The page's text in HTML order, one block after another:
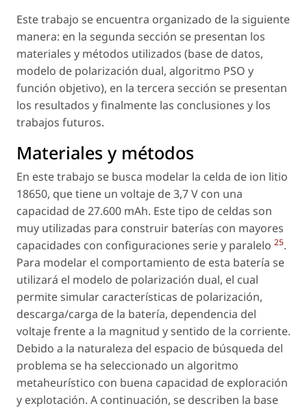
Este trabajo se encuentra organizado de la siguiente
manera: en la segunda sección se presentan los
materiales y métodos utilizados (base de datos,
modelo de polarización dual, algoritmo PSO y
función objetivo), en la tercera sección se presentan
los resultados y finalmente las conclusiones y los
trabajos futuros.
Materiales y métodos
En este trabajo se busca modelar la celda de ion litio
18650, que tiene un voltaje de 3,7 V con una
capacidad de 27.600 mAh. Este tipo de celdas son
muy utilizadas para construir baterías con mayores
capacidades con configuraciones serie y paralelo 25.
Para modelar el comportamiento de esta batería se
utilizará el modelo de polarización dual, el cual
permite simular características de polarización,
descarga/carga de la batería, dependencia del
voltaje frente a la magnitud y sentido de la corriente.
Debido a la naturaleza del espacio de búsqueda del
problema se ha seleccionado un algoritmo
metaheurístico con buena capacidad de exploración
y explotación. A continuación, se describen la base